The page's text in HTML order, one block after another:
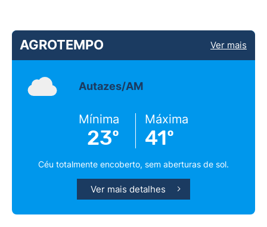
AGROTEMPO Ver mais
Autazes/AM
Mínima
23º
Máxima
41º
Céu totalmente encoberto, sem aberturas de sol.
Ver mais detalhes